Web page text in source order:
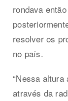
rondava
resolver os
no país.
“Nessa
através da